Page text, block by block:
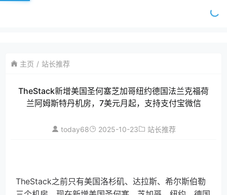
主页 站长推荐
TheStack新增美国圣何塞芝加哥纽约德国法兰克福荷
兰阿姆斯特丹机房，7美元月起，支持支付宝微信
today68 2025-10-23 站长推荐
TheStack之前只有美国洛杉矶、达拉斯、希尔斯伯勒